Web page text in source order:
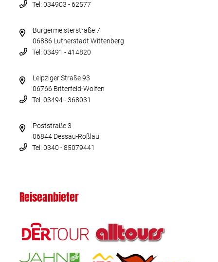
Tel: 034903 - 62577
Bürgermeisterstraße 7
06886 Lutherstadt Wittenberg
Tel: 03491 - 414820
Leipziger Straße 93
06766 Bitterfeld-Wolfen
Tel: 03494 - 368031
Poststraße 3
06844 Dessau-Roßlau
Tel: 0340 - 85079441
Reiseanbieter